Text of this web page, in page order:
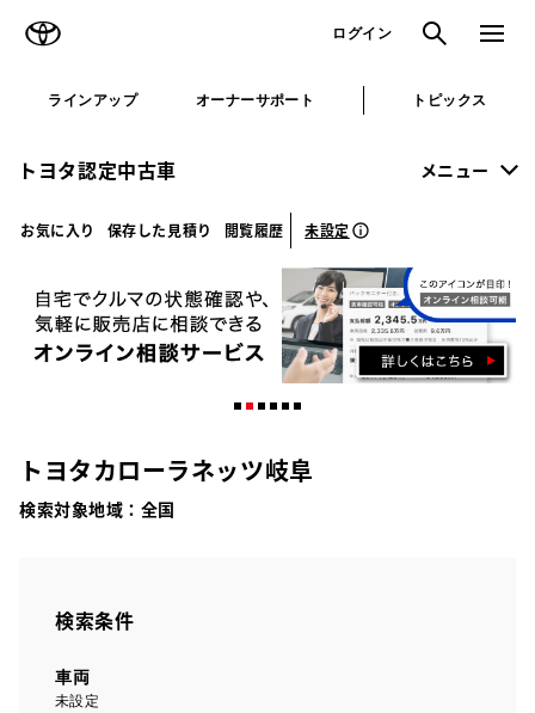
ログイン 検索 メニュ
ラインアップ オーナーサポート トピックス
トヨタ認定中古車 メニュー
お気に入り 保存した見積り 閲覧履歴 未設定
トヨタカローラネッツ岐阜
検索対象地域： 全国
検索条件
車両
未設定